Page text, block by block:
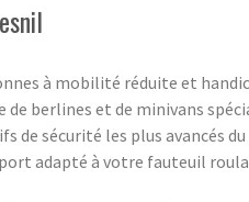
à mobilité réduite et
berlines et de minivans
sécurité les plus avancés du
adapté à votre fauteuil